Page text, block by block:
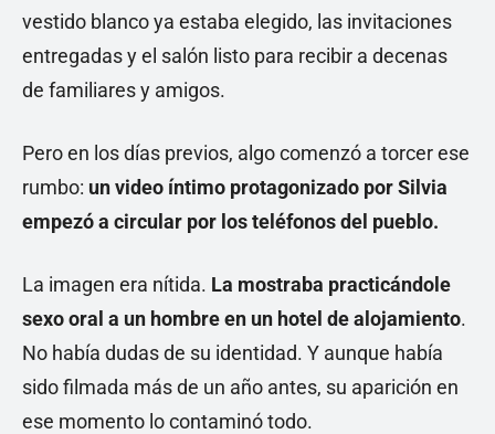
vestido blanco ya estaba elegido, las invitaciones
entregadas y el salón listo para recibir a decenas
de familiares y amigos.
Pero en los días previos, algo comenzó a torcer ese
rumbo: un video íntimo protagonizado por Silvia
empezó a circular por los teléfonos del pueblo.
La imagen era nítida. La mostraba practicándole
sexo oral a un hombre en un hotel de alojamiento.
No había dudas de su identidad. Y aunque había
sido filmada más de un año antes, su aparición en
ese momento lo contaminó todo.